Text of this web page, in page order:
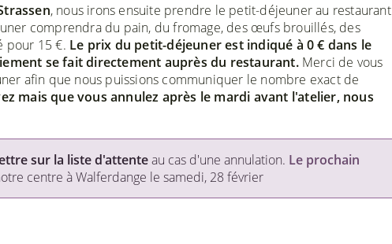
, nous irons ensuite prendre le petit-déjeuner au restaurant
comprendra du pain, du fromage, des œufs brouillés, des
pour 15 €. Le prix du petit-déjeuner est indiqué à 0 € dans le
se fait directement auprès du restaurant.Merci de vous
afin que nous puissions communiquer le nombre exact de
mais que vous annulez après le mardi avant l'atelier, nous
sur la liste d'attenteau cas d'une annulation. Le prochain
centre à Walferdange le samedi, 28 février